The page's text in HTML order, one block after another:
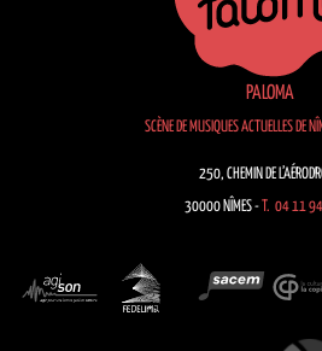
PALOMA
SCÈNE DE MUSIQUES ACTUELLES DE
250, CHEMIN DE
30000 NÎMES - T. 04 11